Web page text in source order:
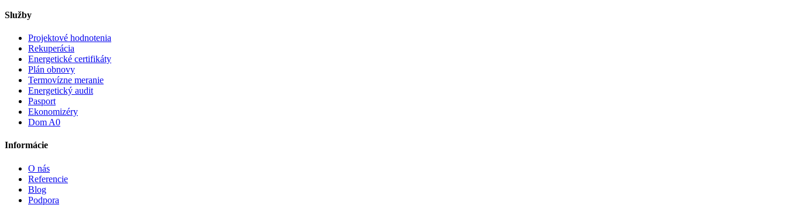
Služby
Projektové hodnotenia
Rekuperácia
Energetické certifikáty
Plán obnovy
Termovízne meranie
Energetický audit
Pasport
Ekonomizéry
Dom A0
Informácie
O nás
Referencie
Blog
Podpora